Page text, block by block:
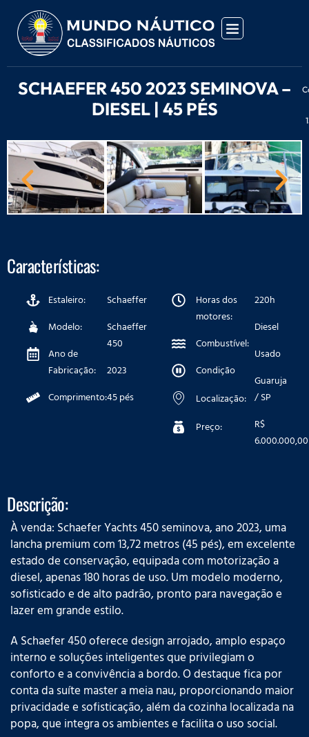
SCHAEFER 450 2023 SEMINOVA –
DIESEL | 45 PÉS
Características:
Estaleiro:
Modelo:
Ano de
Fabricação:
Comprimento:
Schaeffer
Schaeffer
450
2023
45 pés
Horas dos
motores:
Combustível:
Condição
Localização:
Preço:
220h
Diesel
Usado
Guaruja
/ SP
R$
6.000.000,00
Descrição:
À venda: Schaefer Yachts 450 seminova, ano 2023, uma
lancha premium com 13,72 metros (45 pés), em excelente
estado de conservação, equipada com motorização a
diesel, apenas 180 horas de uso. Um modelo moderno,
sofisticado e de alto padrão, pronto para navegação e
lazer em grande estilo.
A Schaefer 450 oferece design arrojado, amplo espaço
interno e soluções inteligentes que privilegiam o
conforto e a convivência a bordo. O destaque fica por
conta da suíte master a meia nau, proporcionando maior
privacidade e sofisticação, além da cozinha localizada na
popa, que integra os ambientes e facilita o uso social.